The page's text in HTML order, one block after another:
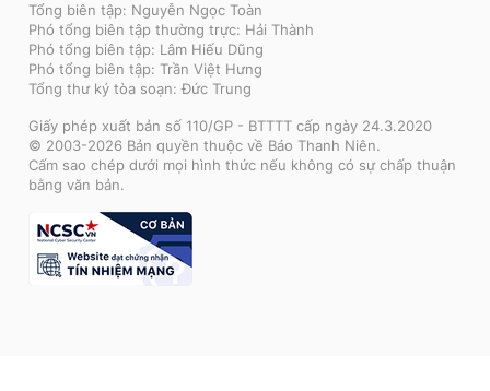
Tổng biên tập: Nguyễn Ngọc Toàn
Phó tổng biên tập thường trực: Hải Thành
Phó tổng biên tập: Lâm Hiếu Dũng
Phó tổng biên tập: Trần Việt Hưng
Tổng thư ký tòa soạn: Đức Trung
Giấy phép xuất bản số 110/GP - BTTTT cấp ngày 24.3.2020
© 2003-2026 Bản quyền thuộc về Báo Thanh Niên.
Cấm sao chép dưới mọi hình thức nếu không có sự chấp thuận
bằng văn bản.